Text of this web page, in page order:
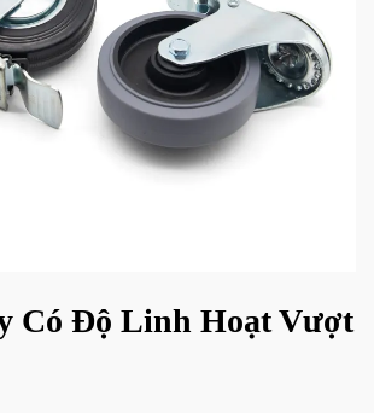
Có Độ Linh Hoạt Vượt